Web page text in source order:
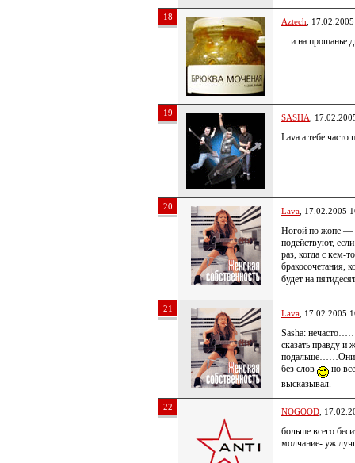
18 Aztech ,
…и на прощанье
19 SASHA ,
Lava а тебе часто
20 Lava , 17.02.2005
Ногой по жопе —
подействуют,
раз, когда с кем-
бракосочетания,
будет на
21 Lava , 17.02.2005
Sasha:
сказать правду и
подальше……Они
без слов
но
высказывал.
22 NOGOOD ,
больше всего
молчание- уж